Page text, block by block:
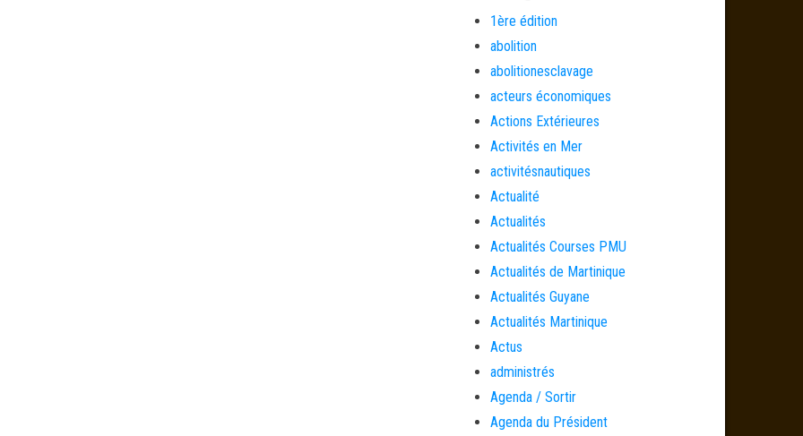
1ère édition
abolition
abolitionesclavage
acteurs économiques
Actions Extérieures
Activités en Mer
activitésnautiques
Actualité
Actualités
Actualités Courses PMU
Actualités de Martinique
Actualités Guyane
Actualités Martinique
Actus
administrés
Agenda / Sortir
Agenda du Président